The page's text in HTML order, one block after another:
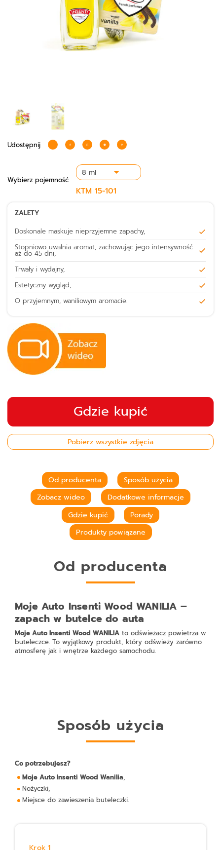
Udostępnij
Wybierz pojemność
KTM 15-101
ZALETY
Doskonale maskuje nieprzyjemne zapachy,
Stopniowo uwalnia aromat, zachowując jego intensywność
aż do 45 dni,
Trwały i wydajny,
Estetyczny wygląd,
O przyjemnym, waniliowym aromacie.
Gdzie kupić
Pobierz wszystkie zdjęcia
Od producenta
Sposób użycia
Zobacz wideo
Dodatkowe informacje
Gdzie kupić
Porady
Produkty powiązane
Od producenta
Moje Auto Insenti Wood WANILIA –
zapach w butelce do auta
Moje Auto Insenti Wood WANILIA to odświeżacz powietrza w
buteleczce. To wyjątkowy produkt, który odświeży zarówno
atmosferę jak i wnętrze każdego samochodu.
Sposób użycia
Co potrzebujesz?
Moje Auto Insenti Wood Wanilia,
Nożyczki,
Miejsce do zawieszenia buteleczki.
Krok 1